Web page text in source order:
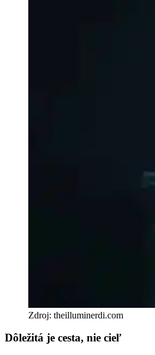
Zdroj: theilluminerdi.com
Dôležitá je cesta, nie cieľ